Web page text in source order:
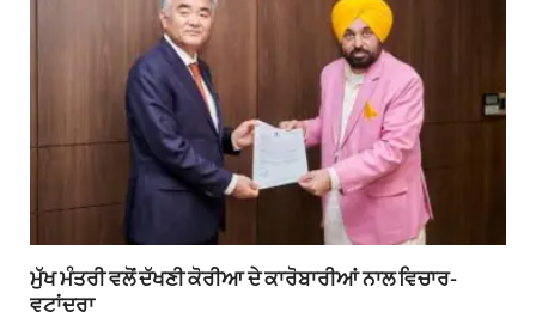
ਮੁੱਖ ਮੰਤਰੀ ਵਲੋਂ ਦੱਖਣੀ ਕੋਰੀਆ ਦੇ ਕਾਰੋਬਾਰੀਆਂ ਨਾਲ ਵਿਚਾਰ-
ਵਟਾਂਦਰਾ